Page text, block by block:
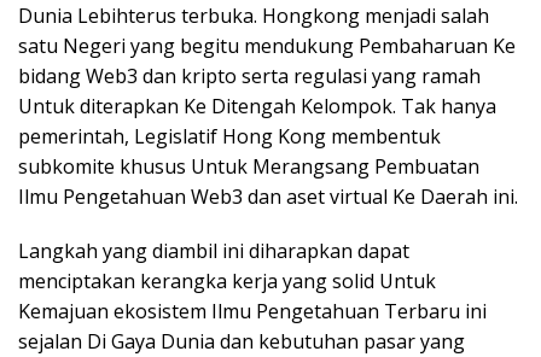
Dunia Lebihterus terbuka. Hongkong menjadi salah
satu Negeri yang begitu mendukung Pembaharuan Ke
bidang Web3 dan kripto serta regulasi yang ramah
Untuk diterapkan Ke Ditengah Kelompok. Tak hanya
pemerintah, Legislatif Hong Kong membentuk
subkomite khusus Untuk Merangsang Pembuatan
Ilmu Pengetahuan Web3 dan aset virtual Ke Daerah ini.
Langkah yang diambil ini diharapkan dapat
menciptakan kerangka kerja yang solid Untuk
Kemajuan ekosistem Ilmu Pengetahuan Terbaru ini
sejalan Di Gaya Dunia dan kebutuhan pasar yang